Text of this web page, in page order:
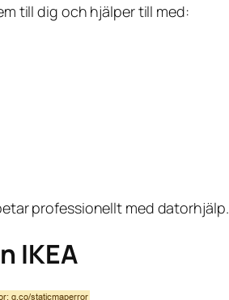
till dig och hjälper till med:
professionellt med datorhjälp.
IKEA